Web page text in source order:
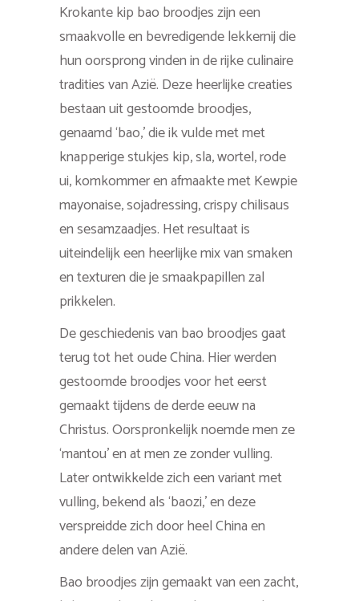
Krokante kip bao broodjes zijn een
smaakvolle en bevredigende lekkernij die
hun oorsprong vinden in de rijke culinaire
tradities van Azië. Deze heerlijke creaties
bestaan uit gestoomde broodjes,
genaamd ‘bao,’ die ik vulde met met
knapperige stukjes kip, sla, wortel, rode
ui, komkommer en afmaakte met Kewpie
mayonaise, sojadressing, crispy chilisaus
en sesamzaadjes. Het resultaat is
uiteindelijk een heerlijke mix van smaken
en texturen die je smaakpapillen zal
prikkelen.
De geschiedenis van bao broodjes gaat
terug tot het oude China. Hier werden
gestoomde broodjes voor het eerst
gemaakt tijdens de derde eeuw na
Christus. Oorspronkelijk noemde men ze
‘mantou’ en at men ze zonder vulling.
Later ontwikkelde zich een variant met
vulling, bekend als ‘baozi,’ en deze
verspreidde zich door heel China en
andere delen van Azië.
Bao broodjes zijn gemaakt van een zacht,